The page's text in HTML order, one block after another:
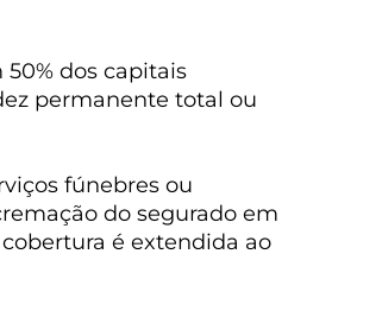
dos capitais
permanente total ou
fúnebres ou
do segurado em
é extendida ao